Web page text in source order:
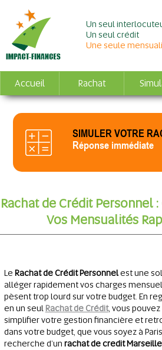
Un seul
Un seul crédit
Une seule
Accueil Rachat
SIMULER VOTRE
Réponse immédiate
Rachat de Crédit Personnel
Vos Mensualités
Le Rachat de Crédit Personnelest une
alléger rapidement vos charges
pèsent trop lourd sur votre budget. En
en un seul Rachat de Crédit, vous
simplifier votre gestion financière et
dans votre budget, que vous soyez à
recherche d’un rachat de credit Marseille